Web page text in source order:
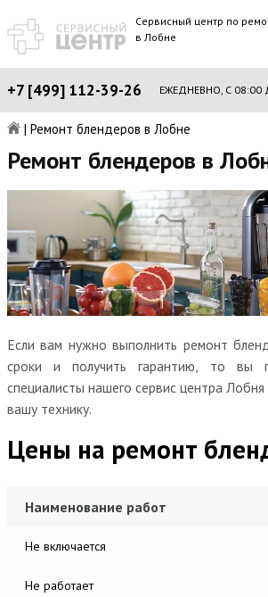
Сервисный центр по
в Лобне
+7 [499] 112-39-26 ЕЖЕДНЕВНО, С 08:00
| Ремонт блендеров в Лобне
Ремонт блендеров в
Если вам нужно выполнить ремонт
сроки и получить гарантию, то вы
специалисты нашего сервис центра
вашу технику.
Цены на ремонт
Наименование работ
Не включается
Не работает